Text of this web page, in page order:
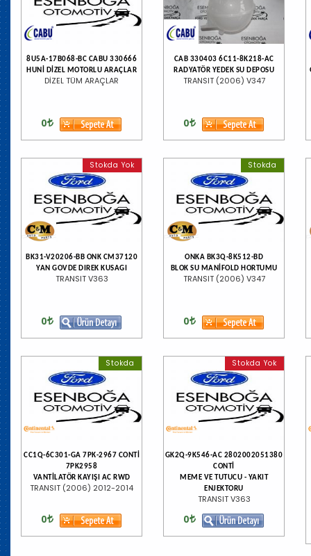
8U5A-17B068-BC CABU 330666
HUNİ DİZEL MOTORLU ARAÇLAR
DİZEL TÜM ARAÇLAR
0
CAB 330403 6C11-8K218-AC
RADYATÖR YEDEK SU DEPOSU
TRANSIT (2006) V347
0
Stokda Yok
BK31-V20206-BB ONK CM37120
YAN GOVDE DIREK KUSAGI
TRANSIT V363
0
Stokda
ONKA BK3Q-8K512-BD
BLOK SU MANİFOLD HORTUMU
TRANSIT (2006) V347
0
Stokda
CC1Q-6C301-GA 7PK-2967 CONTİ
7PK2958
VANTİLATÖR KAYIŞI AC RWD
TRANSIT (2006) 2012-2014
0
Stokda Yok
GK2Q-9K546-AC 2802002051380
CONTİ
MEME VE TUTUCU - YAKIT
ENJEKTORU
TRANSIT V363
0